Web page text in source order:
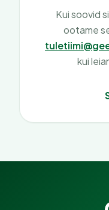
Kui soovid
ootame
kui